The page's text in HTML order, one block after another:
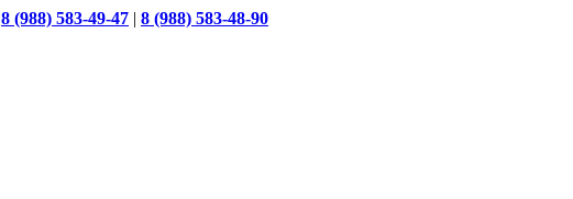
8 (988) 583-49-47 | 8 (988) 583-48-90